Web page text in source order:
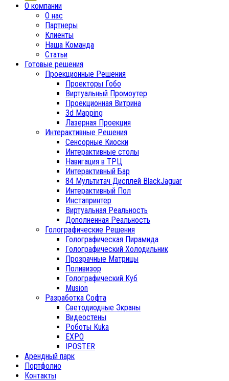
О компании
О нас
Партнеры
Клиенты
Наша Команда
Статьи
Готовые решения
Проекционные Решения
Проекторы Гобо
Виртуальный Промоутер
Проекционная Витрина
3d Mapping
Лазерная Проекция
Интерактивные Решения
Сенсорные Киоски
Интерактивные столы
Навигация в ТРЦ
Интерактивный Бар
84 Мультитач Дисплей BlackJaguar
Интерактивный Пол
Инстапринтер
Виртуальная Реальность
Дополненная Реальность
Голографические Решения
Голографическая Пирамида
Голографический Холодильник
Прозрачные Матрицы
Поливизор
Голографический Куб
Musion
Разработка Софта
Светодиодные Экраны
Видеостены
Роботы Kuka
EXPO
IPOSTER
Арендный парк
Портфолио
Контакты